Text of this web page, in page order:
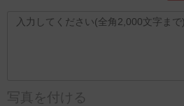
写真を付ける